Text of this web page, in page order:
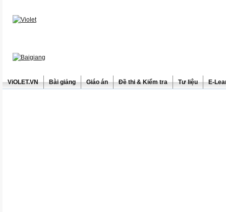
ViOLET.VN Bài giảng Giáo án Đề thi & Kiểm tra Tư liệu E-